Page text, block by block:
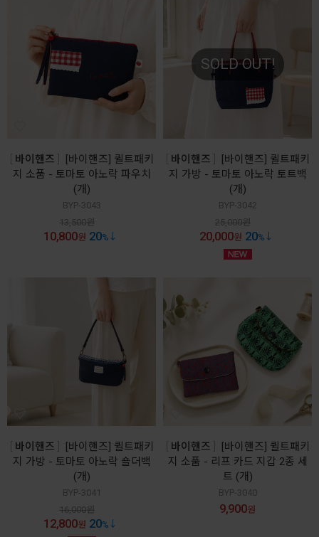
바이핸즈
[바이핸즈] 퀼트패키
지 소품 - 토마토 아노락 파우치
(개)
BYP-3043
13,500원
10,800원 20%
SOLD OUT!
바이핸즈
[바이핸즈] 퀼트패키
지 가방 - 토마토 아노락 토트백
(개)
BYP-3042
25,000원
20,000원 20%
바이핸즈
[바이핸즈] 퀼트패키
지 가방 - 토마토 아노락 숄더백
(개)
BYP-3041
16,000원
12,800원 20%
바이핸즈
[바이핸즈] 퀼트패키
지 소품 - 리프 카드 지갑 2종 세
트 (개)
BYP-3040
9,900원